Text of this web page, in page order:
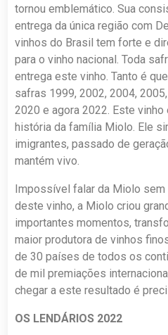
tornou emblemático. Sua
entrega da única região com
vinhos do Brasil tem forte e
para o vinho nacional. Toda
entrega este vinho. Tanto é
safras 1999, 2002, 2004,
2020 e agora 2022. Este
história da família Miolo. Ele
imigrantes, passado de
mantém vivo.
Impossível falar da Miolo
deste vinho, a Miolo criou
importantes momentos,
maior produtora de vinhos
de 30 países de todos os
de mil premiações
chegar a este resultado é
OS LENDÁRIOS 2022